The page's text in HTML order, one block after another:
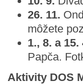
26. 11.
môžete
1., 8. a 15.
Papča.
Aktivity DOS